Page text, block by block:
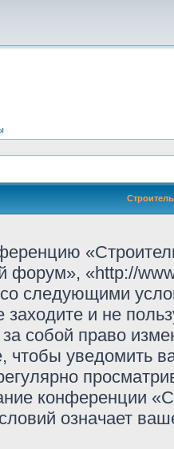
форум», «http://
со следующими
заходите и не
собой право
чтобы уведомить
конференции
означает